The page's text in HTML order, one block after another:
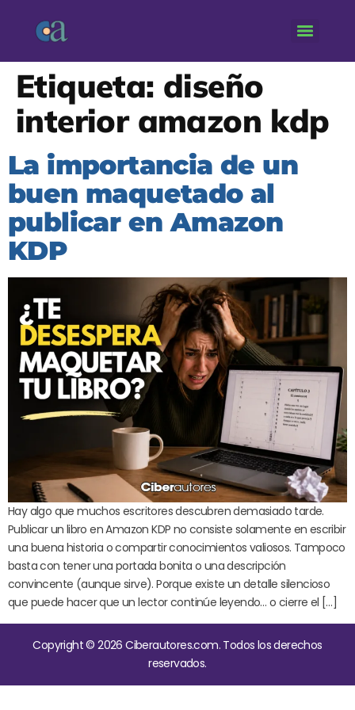
Etiqueta: diseño
interior amazon kdp
La importancia de un
buen maquetado al
publicar en Amazon
KDP
Hay algo que muchos escritores descubren demasiado tarde.
Publicar un libro en Amazon KDP no consiste solamente en escribir
una buena historia o compartir conocimientos valiosos. Tampoco
basta con tener una portada bonita o una descripción
convincente (aunque sirve). Porque existe un detalle silencioso
que puede hacer que un lector continúe leyendo… o cierre el […]
Copyright © 2026 Ciberautores.com. Todos los derechos
reservados.